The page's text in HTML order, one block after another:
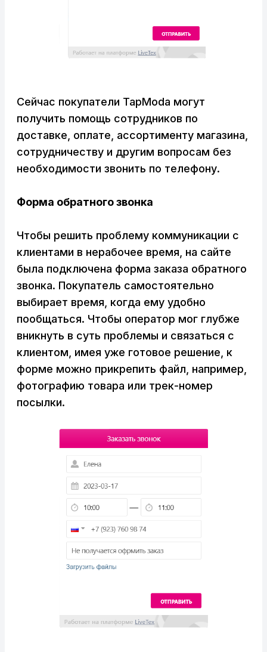
Сейчас покупатели TapModa могут
получить помощь сотрудников по
доставке, оплате, ассортименту магазина,
сотрудничеству и другим вопросам без
необходимости звонить по телефону.
Форма обратного звонка
Чтобы решить проблему коммуникации с
клиентами в нерабочее время, на сайте
была подключена форма заказа обратного
звонка. Покупатель самостоятельно
выбирает время, когда ему удобно
пообщаться. Чтобы оператор мог глубже
вникнуть в суть проблемы и связаться с
клиентом, имея уже готовое решение, к
форме можно прикрепить файл, например,
фотографию товара или трек-номер
посылки.